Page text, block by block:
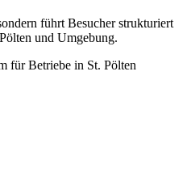
führt Besucher strukturiert
und Umgebung.
für Betriebe in St. Pölten